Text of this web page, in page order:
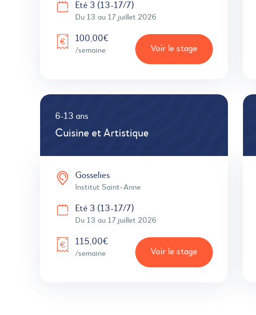
Eté 3 (13-17/7)
Du 13 au 17 juillet 2026
100,00€
/semaine Voir le stage
6-13 ans
Cuisine et Artistique
Gosselies
Institut Saint-Anne
Eté 3 (13-17/7)
Du 13 au 17 juillet 2026
115,00€
/semaine Voir le stage